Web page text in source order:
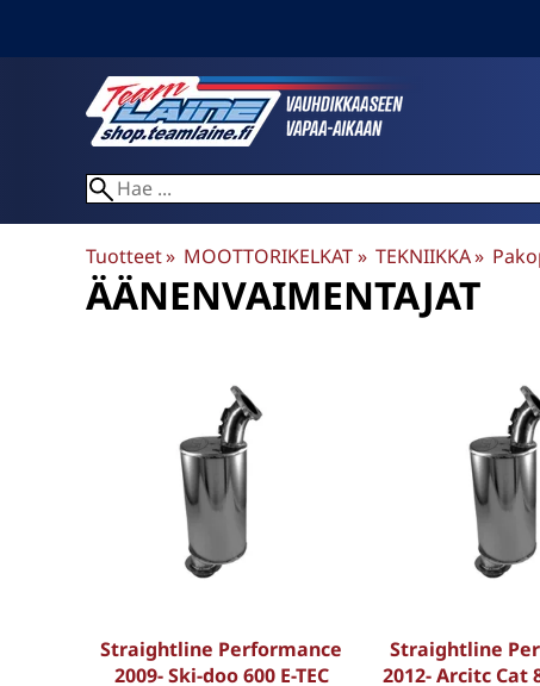
Tuotteet‪» MOOTTORIKELKAT‪» TEKNIIKKA‪»
ÄÄNENVAIMENTAJAT
Straightline Performance
2009- Ski-doo 600 E-TEC
Straightline
2012- Arcitc Cat